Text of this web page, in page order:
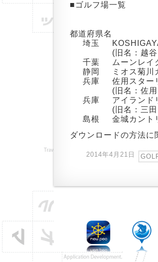
■ゴルフ場一覧
都道府県名
埼玉
(旧名：越
千葉
ムーンレイ
静岡
ミオス菊川
兵庫
佐用スター
(旧名：佐
兵庫
アイランド
(旧名：三
島根
金城カント
ダウンロードの方法に
2014年4月21日